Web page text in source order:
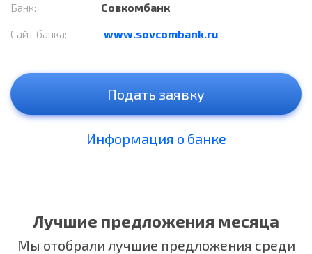
Банк:
Совкомбанк
Сайт банка:
www.sovcombank.ru
Подать заявку
Информация о банке
Лучшие предложения месяца
Мы отобрали лучшие предложения среди